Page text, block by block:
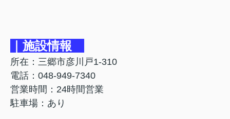
｜施設情報
所在：三郷市彦川戸1-310
電話：048-949-7340
営業時間：24時間営業
駐車場：あり